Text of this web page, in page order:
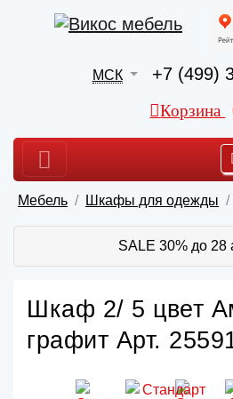
МСК +7 (499)
Корзина
Мебель Шкафы для одежды
SALE 30% до 28
Шкаф 2/ 5 цвет
графит Арт.